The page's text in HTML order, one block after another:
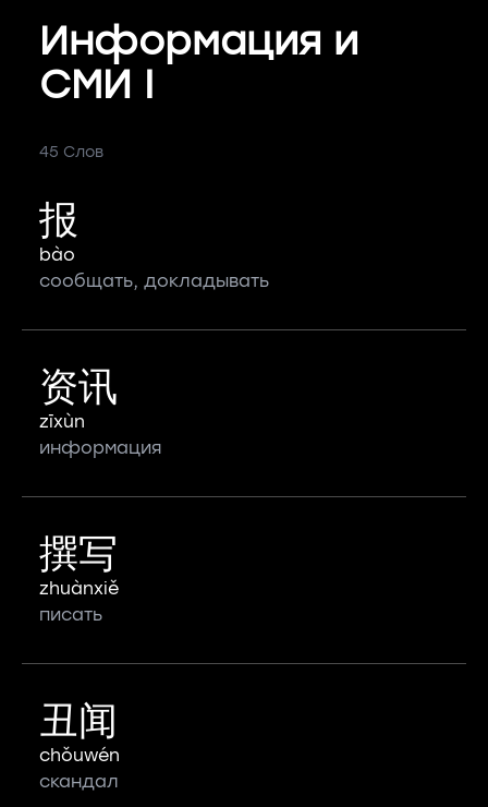
Информация и
СМИ I
45 Слов
报
bào
сообщать, докладывать
资讯
zīxùn
информация
撰写
zhuànxiě
писать
丑闻
chǒuwén
скандал